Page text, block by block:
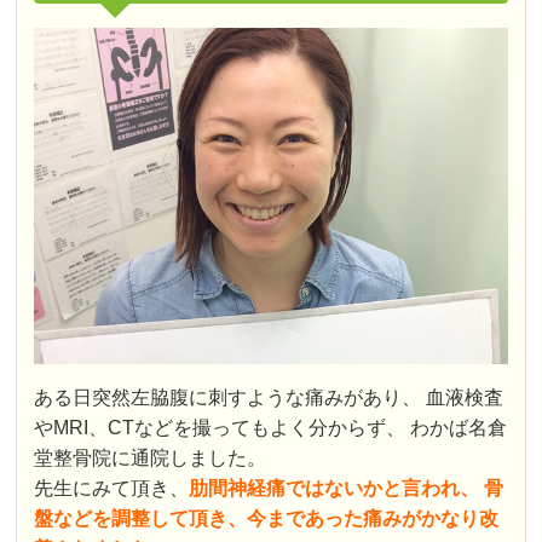
ある日突然左脇腹に刺すような痛みがあり、 血液検査
やMRI、CTなどを撮ってもよく分からず、 わかば名倉
堂整骨院に通院しました。
先生にみて頂き、 肋間神経痛ではないかと言われ、 骨
盤などを調整して頂き、今まであった痛みがかなり改